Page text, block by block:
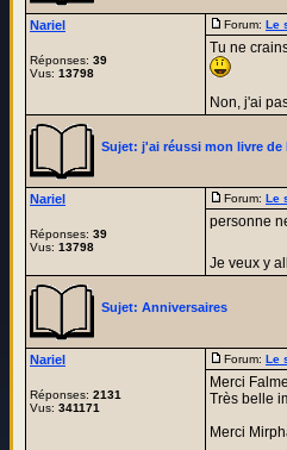
Nariel
Réponses: 39
Vus: 13798
Forum: Le
Tu ne
Non, j'ai
Sujet: j'ai réussi mon livre de
Nariel
Réponses: 39
Vus: 13798
Forum: Le
personne
Je veux y
Sujet: Anniversaires
Nariel
Réponses: 2131
Vus: 341171
Forum: Le
Merci
Très belle
Merci